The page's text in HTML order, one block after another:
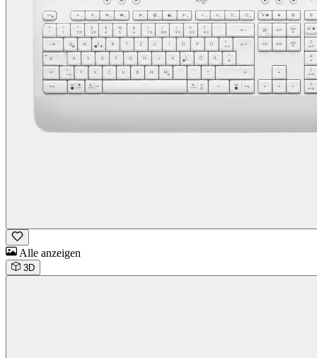
Alle anzeigen
3D